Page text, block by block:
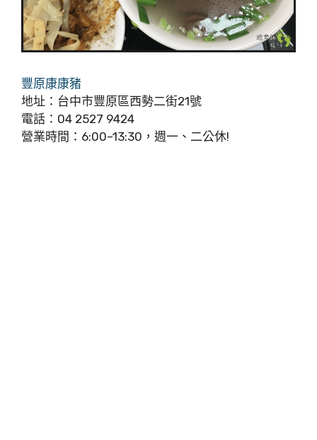
豐原康康豬
地址：台中市豐原區西勢二街21號
電話：04 2527 9424
營業時間：6:00–13:30，週一、二公休!